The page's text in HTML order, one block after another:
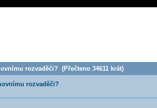
rozvaděči? (Přečteno 34611 krát)
rozvaděči?